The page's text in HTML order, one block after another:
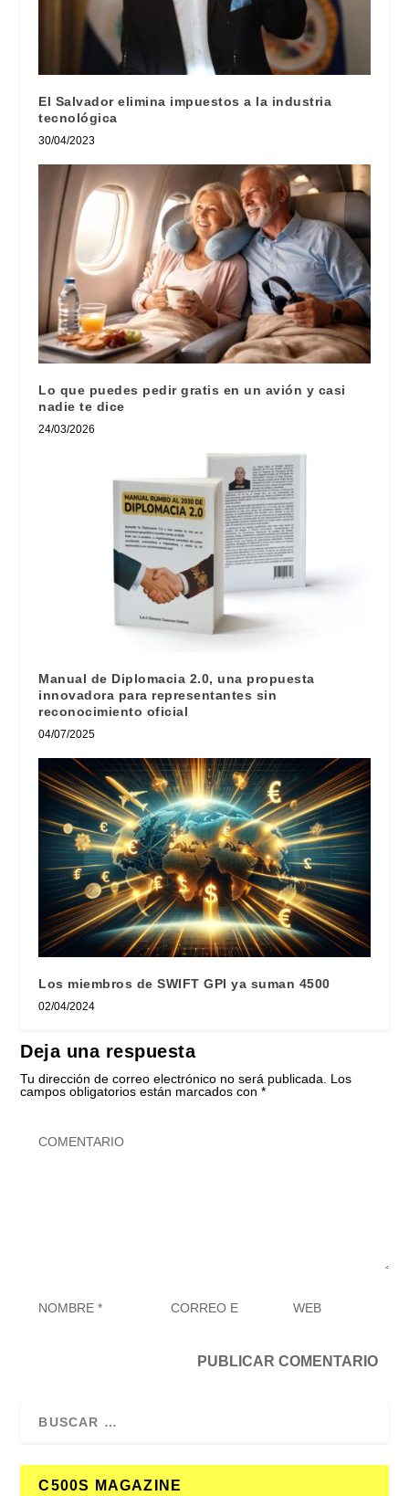
El Salvador elimina impuestos a la industria
tecnológica
30/04/2023
Lo que puedes pedir gratis en un avión y casi
nadie te dice
24/03/2026
Manual de Diplomacia 2.0, una propuesta
innovadora para representantes sin
reconocimiento oficial
04/07/2025
Los miembros de SWIFT GPI ya suman 4500
02/04/2024
Deja una respuesta
Tu dirección de correo electrónico no será publicada.
Los
campos obligatorios están marcados con*
C500S MAGAZINE